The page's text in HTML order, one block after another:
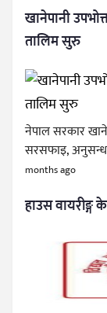
खानेपानी
तालिम सुरु
नेपाल सरकार
सरसफाइ,
months ago
हाउस